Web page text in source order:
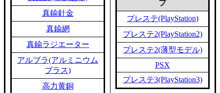
真鍮針金
真鍮網
真鍮ラジエーター
アルブラ(アルミニウム
ブラス)
高力黄銅
プ
プレステ(PlayStation)
プレステ2(PlayStation2)
プレステ2(薄型モデル)
PSX
プレステ3(PlayStation3)